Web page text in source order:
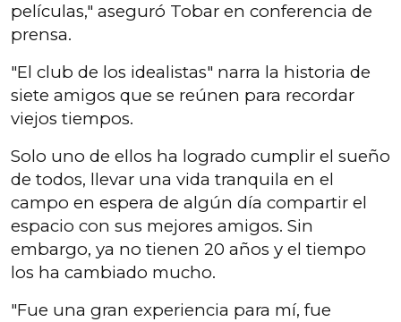
películas," aseguró Tobar en conferencia de
prensa.
"El club de los idealistas" narra la historia de
siete amigos que se reúnen para recordar
viejos tiempos.
Solo uno de ellos ha logrado cumplir el sueño
de todos, llevar una vida tranquila en el
campo en espera de algún día compartir el
espacio con sus mejores amigos. Sin
embargo, ya no tienen 20 años y el tiempo
los ha cambiado mucho.
"Fue una gran experiencia para mí, fue